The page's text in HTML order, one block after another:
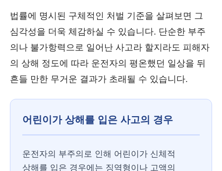
법률에 명시된 구체적인 처벌 기준을 살펴보면 그
심각성을 더욱 체감하실 수 있습니다. 단순한 부주
의나 불가항력으로 일어난 사고라 할지라도 피해자
의 상해 정도에 따라 운전자의 평온했던 일상을 뒤
흔들 만한 무거운 결과가 초래될 수 있습니다.
어린이가 상해를 입은 사고의 경우
운전자의 부주의로 인해 어린이가 신체적
상해를 입은 경우에는 징역형이나 고액의